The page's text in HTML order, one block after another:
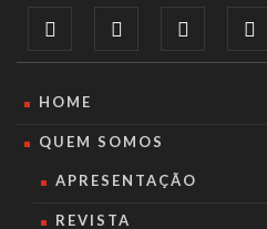
HOME
QUEM SOMOS
APRESENTAÇÃO
REVISTA